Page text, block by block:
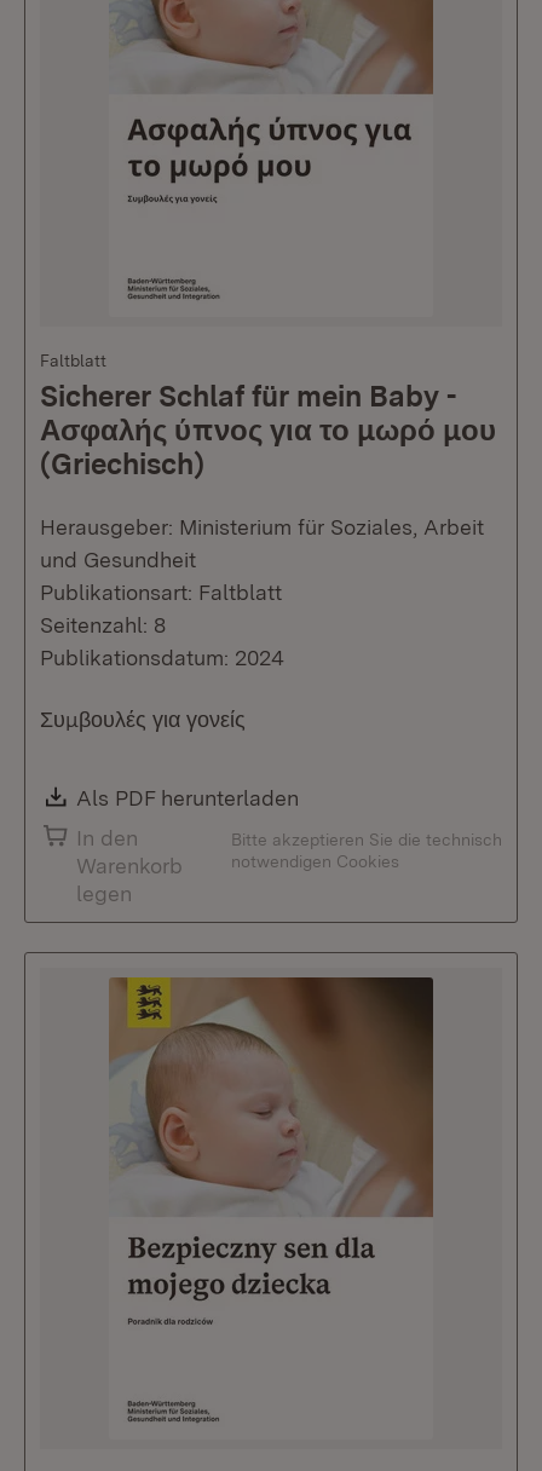
Faltblatt
Sicherer Schlaf für mein Baby -
Ασφαλής ύπνος για το μωρό μου
(Griechisch)
Herausgeber: Ministerium für Soziales, Arbeit
und Gesundheit
Publikationsart: Faltblatt
Seitenzahl: 8
Publikationsdatum: 2024
Συμβουλές για γονείς
Download:
Als PDF herunterladen
In den
Warenkorb
legen
Bitte akzeptieren Sie die technisch
notwendigen Cookies